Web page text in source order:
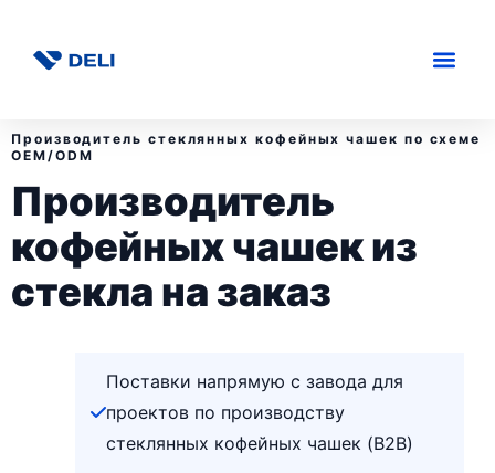
Производитель стеклянных кофейных чашек по схеме
OEM/ODM
Производитель
кофейных чашек из
стекла на заказ
Поставки напрямую с завода для
проектов по производству
стеклянных кофейных чашек (B2B)